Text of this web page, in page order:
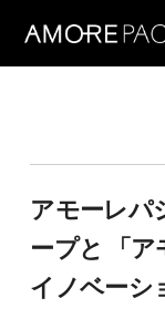
アモーレパ
ープと 「ア
イノベーシ